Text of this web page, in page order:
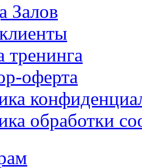
Залов
тренинга
оферта
обработки